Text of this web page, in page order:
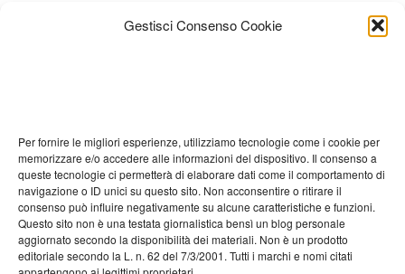
Gestisci Consenso Cookie
Per fornire le migliori esperienze, utilizziamo tecnologie come i cookie per
memorizzare e/o accedere alle informazioni del dispositivo. Il consenso a
queste tecnologie ci permetterà di elaborare dati come il comportamento di
navigazione o ID unici su questo sito. Non acconsentire o ritirare il
consenso può influire negativamente su alcune caratteristiche e funzioni.
Questo sito non è una testata giornalistica bensì un blog personale
aggiornato secondo la disponibilità dei materiali. Non è un prodotto
editoriale secondo la L. n. 62 del 7/3/2001. Tutti i marchi e nomi citati
Agosto 2022
Luglio 2022
Giugno 2022
Maggio 2022